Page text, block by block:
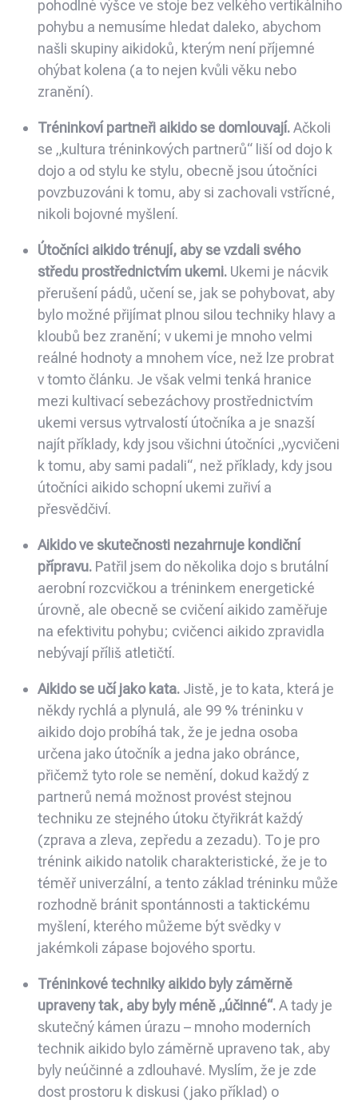
pohodlné výšce ve stoje bez velkého vertikálního
pohybu a nemusíme hledat daleko, abychom
našli skupiny aikidoků, kterým není příjemné
ohýbat kolena (a to nejen kvůli věku nebo
zranění).
Tréninkoví partneři aikido se domlouvají.Ačkoli
se „kultura tréninkových partnerů“ liší od dojo k
dojo a od stylu ke stylu, obecně jsou útočníci
povzbuzováni k tomu, aby si zachovali vstřícné,
nikoli bojovné myšlení.
Útočníci aikido trénují, aby se vzdali svého
středu prostřednictvím ukemi. Ukemi je nácvik
přerušení pádů, učení se, jak se pohybovat, aby
bylo možné přijímat plnou silou techniky hlavy a
kloubů bez zranění; v ukemi je mnoho velmi
reálné hodnoty a mnohem více, než lze probrat
v tomto článku. Je však velmi tenká hranice
mezi kultivací sebezáchovy prostřednictvím
ukemi versus vytrvalostí útočníka a je snazší
najít příklady, kdy jsou všichni útočníci „vycvičeni
k tomu, aby sami padali“, než příklady, kdy jsou
útočníci aikido schopní ukemi zuřiví a
přesvědčiví.
Aikido ve skutečnosti nezahrnuje kondiční
přípravu. Patřil jsem do několika dojo s brutální
aerobní rozcvičkou a tréninkem energetické
úrovně, ale obecně se cvičení aikido zaměřuje
na efektivitu pohybu; cvičenci aikido zpravidla
nebývají příliš atletičtí.
Aikido se učí jako kata. Jistě, je to kata, která je
někdy rychlá a plynulá, ale 99 % tréninku v
aikido dojo probíhá tak, že je jedna osoba
určena jako útočník a jedna jako obránce,
přičemž tyto role se nemění, dokud každý z
partnerů nemá možnost provést stejnou
techniku ze stejného útoku čtyřikrát každý
(zprava a zleva, zepředu a zezadu). To je pro
trénink aikido natolik charakteristické, že je to
téměř univerzální, a tento základ tréninku může
rozhodně bránit spontánnosti a taktickému
myšlení, kterého můžeme být svědky v
jakémkoli zápase bojového sportu.
Tréninkové techniky aikido byly záměrně
upraveny tak, aby byly méně „účinné“.A tady je
skutečný kámen úrazu – mnoho moderních
technik aikido bylo záměrně upraveno tak, aby
byly neúčinné a zdlouhavé. Myslím, že je zde
dost prostoru k diskusi (jako příklad) o